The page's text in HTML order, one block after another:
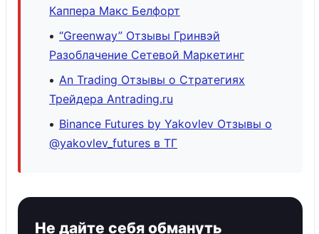
Каппера Макс Белфорт
“Greenway” Отзывы Гринвэй
Разоблачение Сетевой Маркетинг
An Trading Отзывы о Стратегиях
Трейдера Antrading.ru
Binance Futures by Yakovlev Отзывы о
@yakovlev_futures в ТГ
Не дайте себя обмануть